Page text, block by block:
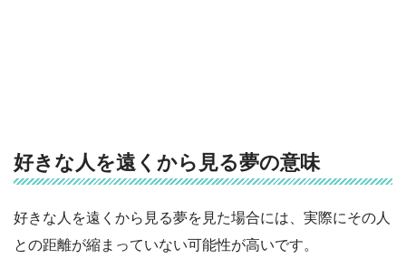
好きな人を遠くから見る夢の意味
好きな人を遠くから見る夢を見た場合には、実際にその人
との距離が縮まっていない可能性が高いです。